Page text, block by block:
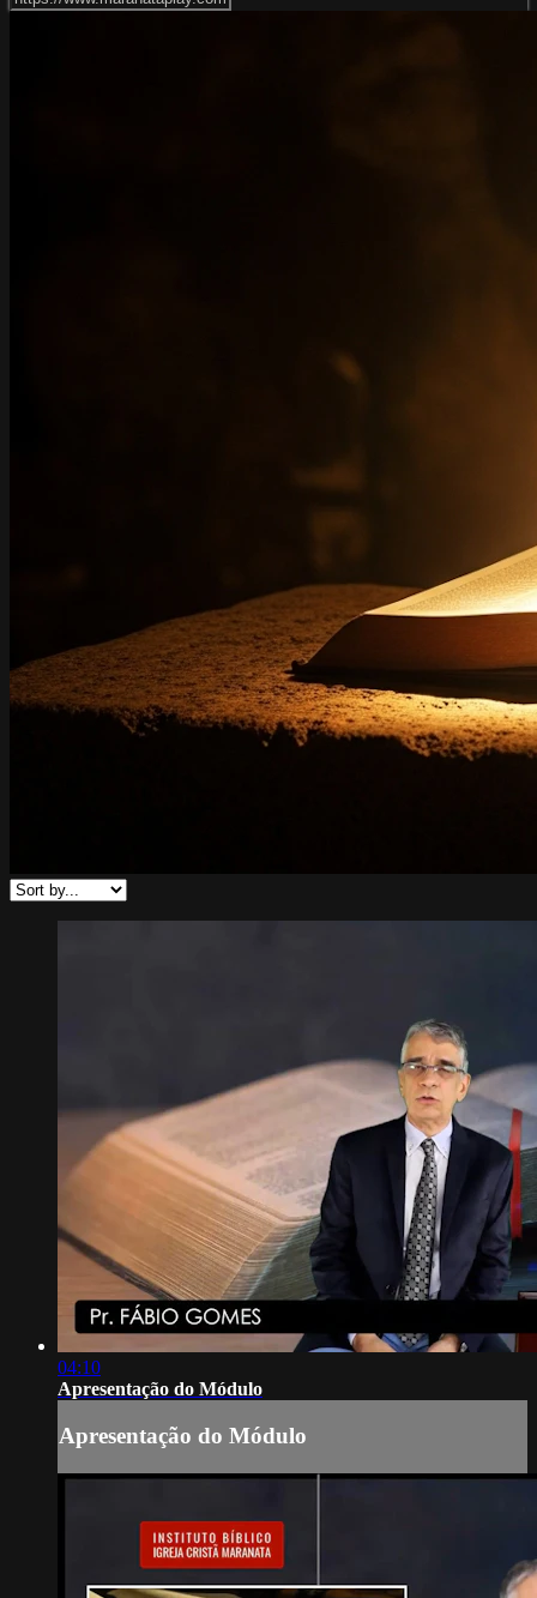
04:10
Apresentação do Módulo
Apresentação do Módulo